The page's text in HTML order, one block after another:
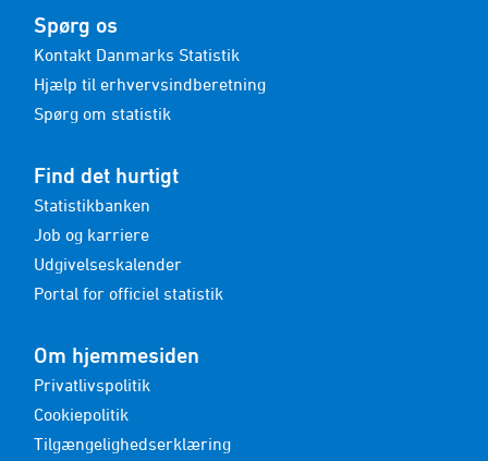
Spørg os
Kontakt Danmarks Statistik
Hjælp til erhvervsindberetning
Spørg om statistik
Find det hurtigt
Statistikbanken
Job og karriere
Udgivelseskalender
Portal for officiel statistik
Om hjemmesiden
Privatlivspolitik
Cookiepolitik
Tilgængelighedserklæring